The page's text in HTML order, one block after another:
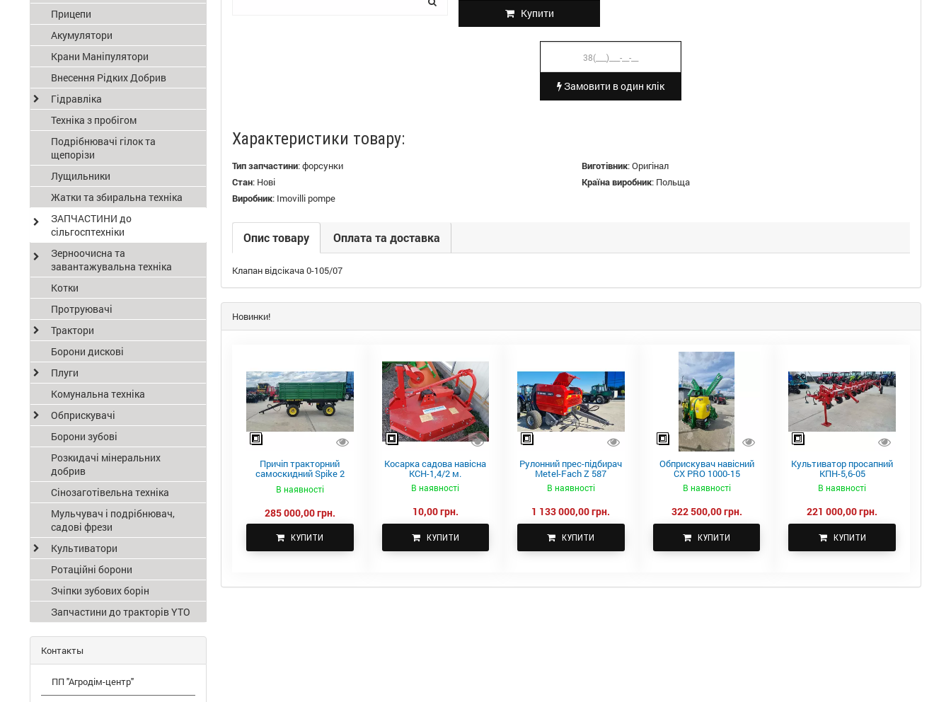
Купити
Замовити в один клік
Характеристики товару:
Тип запчастини:форсунки Виготівник:Оригінал
Стан: Нові Країна виробник: Польща
Виробник: Imovilli pompe
Опис товару Оплата та доставка
Клапан відсікача 0-105/07
Новинки!
Причіп тракторний
самоскидний Spike 2
В наявності
285 000,00 грн.
КУПИТИ
Косарка садова навісна
КСН-1,4/2 м.
В наявності
10,00 грн.
КУПИТИ
Рулонний прес-підбирач
Metel-Fach Z 587
В наявності
1 133 000,00 грн.
КУПИТИ
Обприскувач навісний
CX PRO 1000-15
В наявності
322 500,00 грн.
КУПИТИ
Культиватор просапний
КПН-5,6-05
В наявності
221 000,00 грн.
КУПИТИ
Прицепи
Акумулятори
Крани Маніпулятори
Внесення Рідких Добрив
Гідравліка
Техніка з пробігом
Подрібнювачі гілок та
щепорізи
Лущильники
Жатки та збиральна техніка
ЗАПЧАСТИНИ до
сільгосптехніки
Зерноочисна та
завантажувальна техніка
Котки
Протруювачі
Трактори
Борони дискові
Плуги
Комунальна техніка
Обприскувачі
Борони зубові
Розкидачі мінеральних
добрив
Сінозаготівельна техніка
Мульчувач і подрібнювач,
садові фрези
Культиватори
Ротаційні борони
Зчіпки зубових борін
Запчастини до тракторів YTO
Контакты
ПП "Агродім-центр"